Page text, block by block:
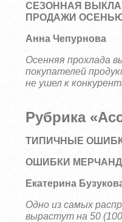
СЕЗОННАЯ
ПРОДАЖИ
Анна Чепурнова
Осенняя прохлада
покупателей
не ушел к
Рубрика
ТИПИЧНЫЕ
ОШИБКИ
Екатерина
Одно из самых
вырастут на 50